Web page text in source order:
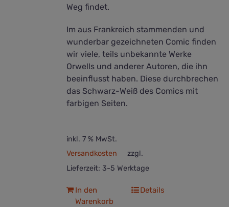
Weg findet.
Im aus Frankreich stammenden und
wunderbar gezeichneten Comic finden
wir viele, teils unbekannte Werke
Orwells und anderer Autoren, die ihn
beeinflusst haben. Diese durchbrechen
das Schwarz-Weiß des Comics mit
farbigen Seiten.
inkl. 7 % MwSt.
zzgl.
Versandkosten
Lieferzeit: 3-5 Werktage
In den
Warenkorb
Details